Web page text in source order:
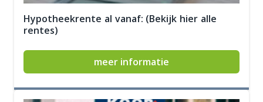
Hypotheekrente al vanaf: (Bekijk hier alle
rentes)
meer informatie